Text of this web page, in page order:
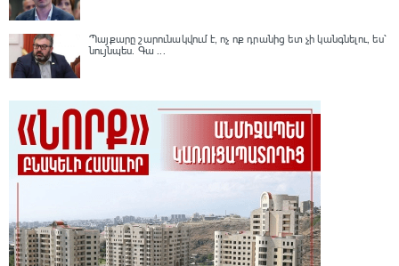
Պայքարը շարունակվում է, ոչ ոք դրանից ետ չի կանգնելու, ես՝
նույնպես․ Գա ...